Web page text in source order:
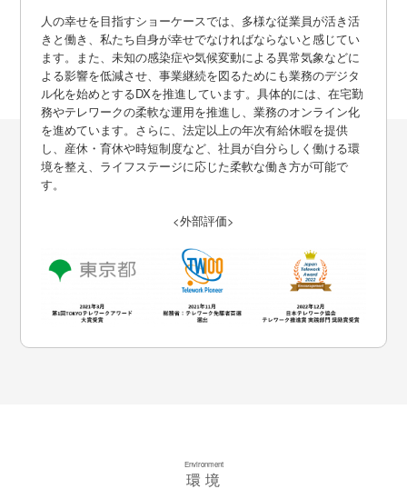
人の幸せを目指すショーケースでは、多様な従業員が活き活
きと働き、私たち自身が幸せでなければならないと感じてい
ます。 また、未知の感染症や気候変動による異常気象などに
よる影響を低減させ、事業継続を図るためにも業務のデジタ
ル化を始めとするDXを推進しています。具体的には、在宅勤
務やテレワークの柔軟な運用を推進し、業務のオンライン化
を進めています。さらに、法定以上の年次有給休暇を提供
し、産休・育休や時短制度など、社員が自分らしく働ける環
境を整え、ライフステージに応じた柔軟な働き方が可能で
す。
<外部評価>
環境
Environment